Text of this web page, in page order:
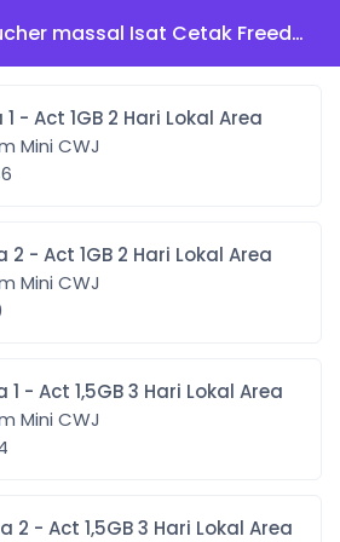
Harga Cetak Voucher massal Isat Cetak Freedom Mini CWJ
[IVFCWJ1G1] Zona 1 - Act 1GB 2 Hari Lokal Area
Mini CWJ
Zona 2 - Act 1GB 2 Hari Lokal Area
Mini CWJ
Zona 1 - Act 1,5GB 3 Hari Lokal Area
Mini CWJ
[IVFCWJ2G2] Zona 2 - Act 1,5GB 3 Hari Lokal Area